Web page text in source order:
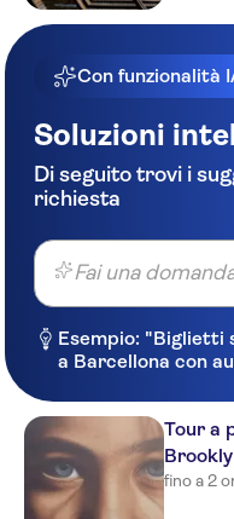
Con funzionalità
Soluzioni
Di seguito trovi i
richiesta
Fai una
Esempio: "Biglietti
a Barcellona con
Tour a
fino a 2